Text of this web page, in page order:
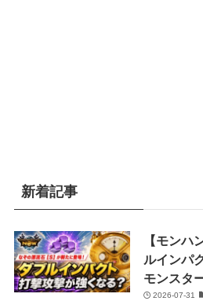
新着記事
【モンハ
ルインパ
モンスタ
2026-07-31